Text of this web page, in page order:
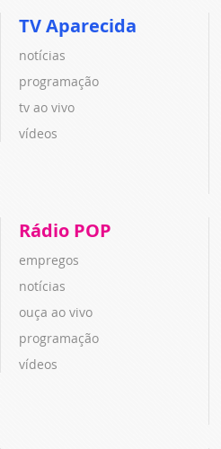
TV Aparecida
notícias
programação
tv ao vivo
vídeos
Rádio POP
empregos
notícias
ouça ao vivo
programação
vídeos